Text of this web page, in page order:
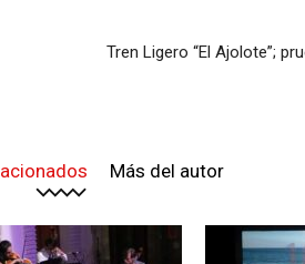
Tren Ligero “El Ajolote”;
Más del autor